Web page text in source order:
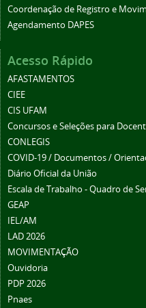
Coordenação de Registro e
Agendamento DAPES
Acesso Rápido
AFASTAMENTOS
CIEE
CIS UFAM
Concursos e Seleções para
CONLEGIS
COVID-19 / Documentos /
Diário Oficial da União
Escala de Trabalho - Quadro de
GEAP
IEL/AM
LAD 2026
MOVIMENTAÇÃO
Ouvidoria
PDP 2026
Pnaes